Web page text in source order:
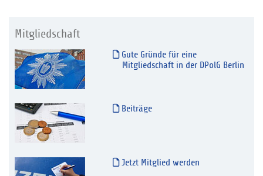
Mitgliedschaft
Gute Gründe für eine
Mitgliedschaft in der DPolG Berlin
Beiträge
Jetzt Mitglied werden